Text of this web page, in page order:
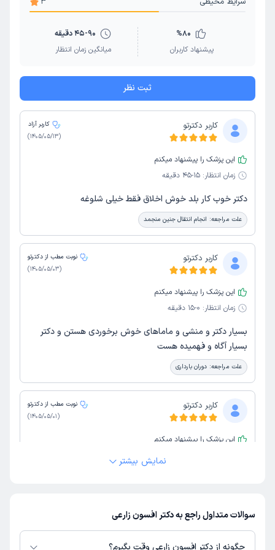
پاپ اسمیر
واژینیسموس
تعیین جنسیت
لابیاپلاستی و عمل زیبایی واژن
زایمان
بارداری دوقلو و دوقلوزایی
بارداری پرخطر نازایی
%80
پیشنهاد کاربران
45-90 دقیقه
میانگین زمان انتظار
ثبت نظر
کاربر دکترتو
کاربر آزاد
(
1405/05/13
)
این پزشک را پیشنهاد میکنم
زمان انتظار: 15-45 دقیقه
دکتر خوب کار بلد خوش اخلاق فقط خیلی شلوغه
علت مراجعه: انجام انتقال جنین منجمد
کاربر دکترتو
نوبت مطب از دکترتو
(
1405/05/03
)
این پزشک را پیشنهاد میکنم
زمان انتظار: 0-15 دقیقه
بسیار دکتر و منشی و ماماهای خوش برخوردی هستن و دکتر
بسیار آگاه و فهمیده هست
علت مراجعه: دوران بارداری
کاربر دکترتو
نوبت مطب از دکترتو
(
1405/05/01
)
این پزشک را پیشنهاد میکنم
کاربر دکترتو
(
1405/04/17
)
نمایش بیشتر
سوالات متداول راجع به دکتر افسون زارعی
چگونه از دکتر افسون زارعی وقت بگیرم؟